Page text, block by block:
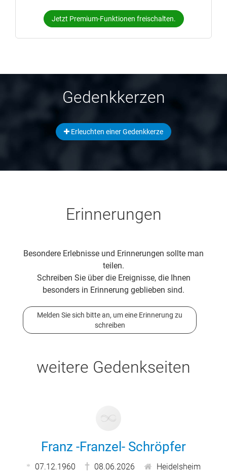
Jetzt Premium-Funktionen freischalten.
Gedenkkerzen
Erleuchten einer Gedenkkerze
Erinnerungen
Besondere Erlebnisse und Erinnerungen sollte man
teilen.
Schreiben Sie über die Ereignisse, die Ihnen
besonders in Erinnerung geblieben sind.
Melden Sie sich bitte an, um eine Erinnerung zu
schreiben
weitere Gedenkseiten
Franz -Franzel- Schröpfer
07.12.1960 08.06.2026 Heidelsheim